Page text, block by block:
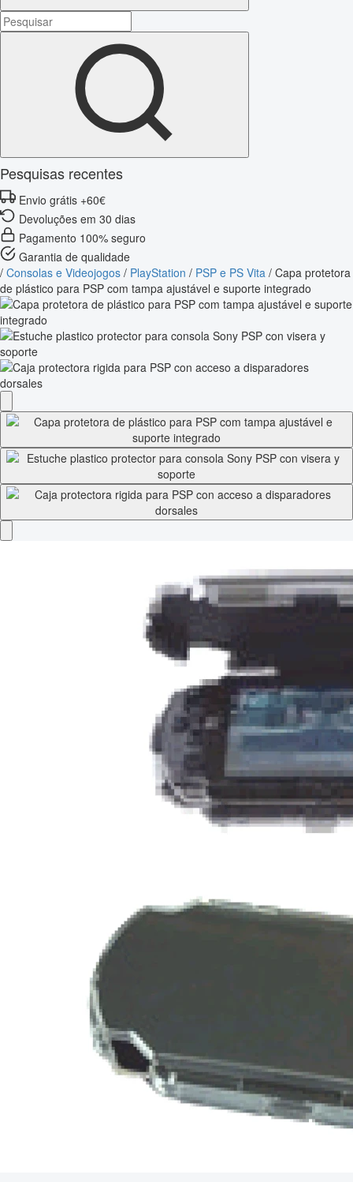
Pesquisas recentes
Envio grátis +60€
Devoluções em 30 dias
Pagamento 100% seguro
Garantia de qualidade
/ Consolas e Videojogos / PlayStation / PSP e PS Vita / Capa protetora
de plástico para PSP com tampa ajustável e suporte integrado